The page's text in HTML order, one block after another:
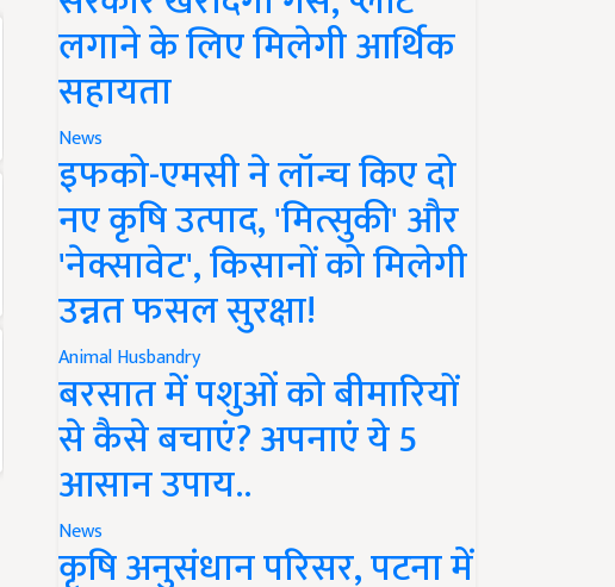
लगाने के लिए मिलेगी आर्थिक
सहायता
News
इफको-एमसी ने लॉन्च किए दो
नए कृषि उत्पाद, 'मित्सुकी' और
'नेक्सावेट', किसानों को मिलेगी
उन्नत फसल सुरक्षा!
Animal Husbandry
बरसात में पशुओं को बीमारियों
से कैसे बचाएं? अपनाएं ये 5
आसान उपाय..
News
कृषि अनुसंधान परिसर, पटना में